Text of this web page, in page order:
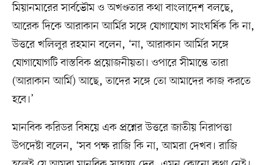
মিয়ানমারের সার্বভৌম ও অখণ্ডতার কথা বাংলাদেশ বলছে,
আরেক দিকে আরাকান আর্মির সঙ্গে যোগাযোগ সাংঘর্ষিক কি না,
উত্তরে খলিলুর রহমান বলেন, ‘না, আরাকান আর্মির সঙ্গে
যোগাযোগটি বাস্তবিক প্রয়োজনীয়তা। ওপারে সীমান্তে তারা
(আরাকান আর্মি) আছে, তাদের সঙ্গে তো আমাদের কাজ করতে
হবে।’
মানবিক করিডর বিষয়ে এক প্রশ্নের উত্তরে জাতীয় নিরাপত্তা
উপদেষ্টা বলেন, ‘সব পক্ষ রাজি কি না, আমরা দেখব। রাজি